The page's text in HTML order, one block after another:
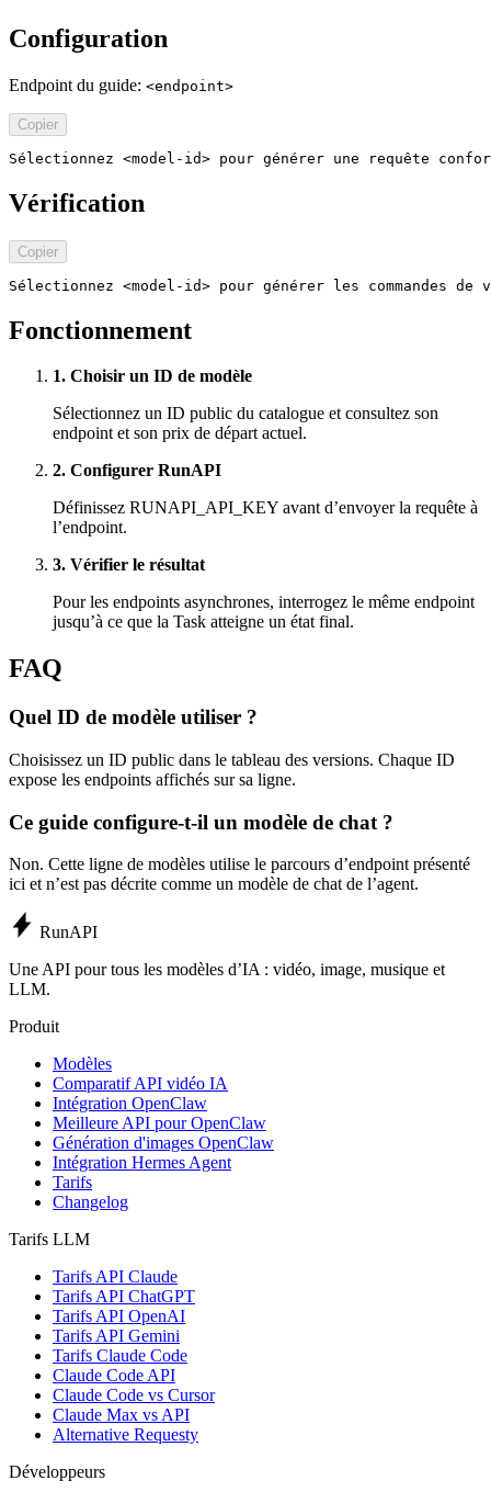
Configuration
Endpoint du guide: <endpoint>
Copier
Sélectionnez <model-id> pour générer une requête
Vérification
Copier
Sélectionnez <model-id> pour générer les commandes
Fonctionnement
1. Choisir un ID de modèle
Sélectionnez un ID public du catalogue et consultez son
endpoint et son prix de départ actuel.
2. Configurer RunAPI
Définissez RUNAPI_API_KEY avant d’envoyer la requête à
l’endpoint.
3. Vérifier le résultat
Pour les endpoints asynchrones, interrogez le même endpoint
jusqu’à ce que la Task atteigne un état final.
FAQ
Quel ID de modèle utiliser ?
Choisissez un ID public dans le tableau des versions. Chaque ID
expose les endpoints affichés sur sa ligne.
Ce guide configure-t-il un modèle de chat ?
Non. Cette ligne de modèles utilise le parcours d’endpoint présenté
ici et n’est pas décrite comme un modèle de chat de l’agent.
RunAPI
Une API pour tous les modèles d’IA : vidéo, image, musique et
LLM.
Produit
Modèles
Comparatif API vidéo IA
Intégration OpenClaw
Meilleure API pour OpenClaw
Génération d'images OpenClaw
Intégration Hermes Agent
Tarifs
Changelog
Tarifs LLM
Tarifs API Claude
Tarifs API ChatGPT
Tarifs API OpenAI
Tarifs API Gemini
Tarifs Claude Code
Claude Code API
Claude Code vs Cursor
Claude Max vs API
Alternative Requesty
Développeurs